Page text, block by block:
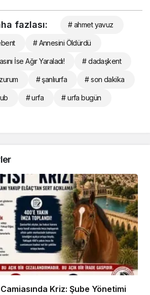
fazlası: # ahmet yavuz
# Annesini Öldürdü
İse Ağır Yaraladı! # dadaşkent
# şanlıurfa # son dakika
# urfa # urfa bugün
Camiasında Kriz: Şube Yönetimi